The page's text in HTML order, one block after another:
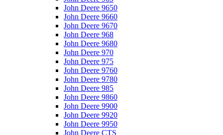
John Deere 9650
John Deere 9660
John Deere 9670
John Deere 968
John Deere 9680
John Deere 970
John Deere 975
John Deere 9760
John Deere 9780
John Deere 985
John Deere 9860
John Deere 9900
John Deere 9920
John Deere 9950
John Deere CTS